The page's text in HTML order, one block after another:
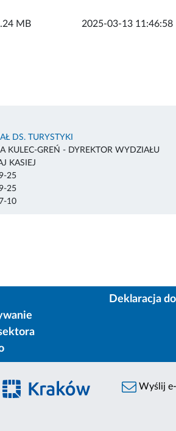
MB 2025-03-13 11:46:58
DS. TURYSTYKI
KULEC-GREŃ - DYREKTOR WYDZIAŁU
KASIEJ
25
25
10
Deklaracja
Wyślij